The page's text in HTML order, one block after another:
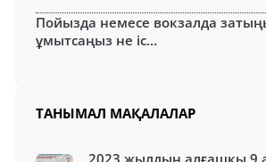
Пойызда немесе вокзалда
ұмытсаңыз не іс...
ТАНЫМАЛ МАҚАЛАЛАР
2023 жылдың алғашқы 9